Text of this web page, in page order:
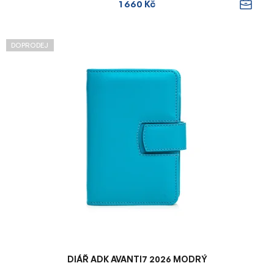
1 660 Kč
DOPRODEJ
DIÁŘ ADK AVANTI7 2026 MODRÝ